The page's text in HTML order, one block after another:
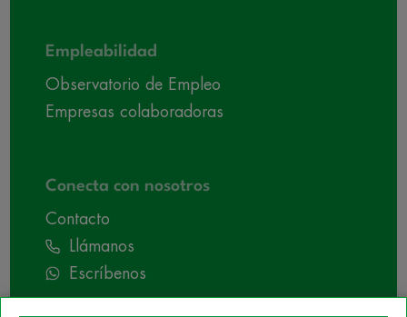
Empleabilidad
Observatorio de Empleo
Empresas colaboradoras
Conecta con nosotros
Contacto
Llámanos
Escríbenos